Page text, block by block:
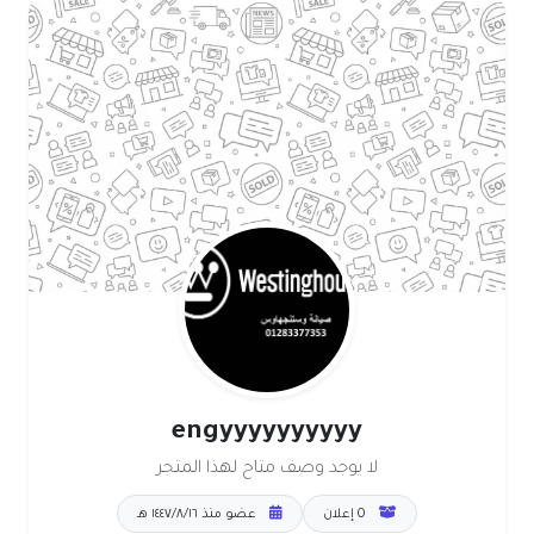
engyyyyyyyyyy
لا يوجد وصف متاح لهذا المتجر
عضو منذ ١٦‏/٨‏/١٤٤٧ هـ